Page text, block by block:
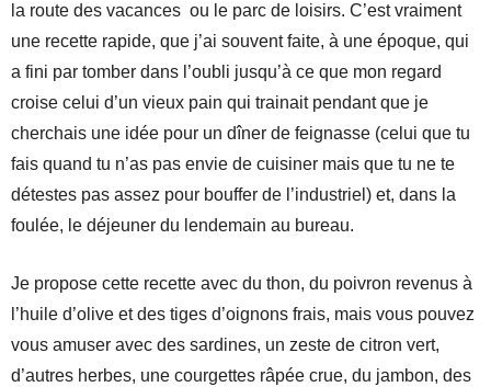
la route des vacances ou le parc de loisirs. C’est vraiment
une recette rapide, que j’ai souvent faite, à une époque, qui
a fini par tomber dans l’oubli jusqu’à ce que mon regard
croise celui d’un vieux pain qui trainait pendant que je
cherchais une idée pour un dîner de feignasse (celui que tu
fais quand tu n’as pas envie de cuisiner mais que tu ne te
détestes pas assez pour bouffer de l’industriel) et, dans la
foulée, le déjeuner du lendemain au bureau.
Je propose cette recette avec du thon, du poivron revenus à
l’huile d’olive et des tiges d’oignons frais, mais vous pouvez
vous amuser avec des sardines, un zeste de citron vert,
d’autres herbes, une courgettes râpée crue, du jambon, des